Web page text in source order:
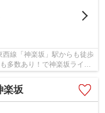
線「神楽坂」駅からも徒歩
多数あり！で神楽坂ライフ
楽坂